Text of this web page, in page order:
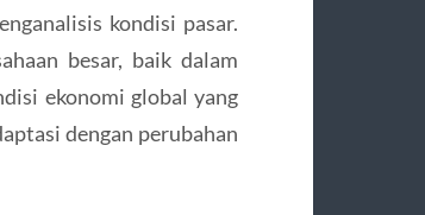
kondisi pasar.
besar, baik dalam
ekonomi global yang
dengan perubahan